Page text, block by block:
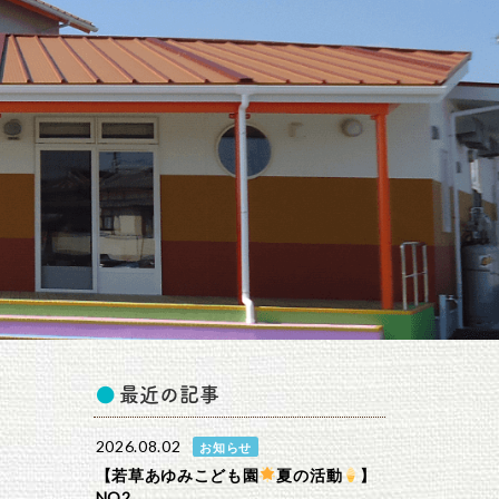
最近の記事
2026.08.02 お知らせ
【若草あゆみこども園 夏の活動
】